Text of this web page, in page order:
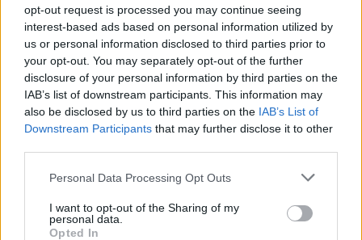
opt-out request is processed you may continue seeing
interest-based ads based on personal information utilized by
us or personal information disclosed to third parties prior to
your opt-out. You may separately opt-out of the further
disclosure of your personal information by third parties on the
IAB’s list of downstream participants. This information may
also be disclosed by us to third parties on the IAB’s List of
Downstream Participants that may further disclose it to other
Personal Data Processing Opt Outs
I want to opt-out of the Sharing of my
personal data.
Opted In
Monopoly: Star Wars Heroes vs. Villains